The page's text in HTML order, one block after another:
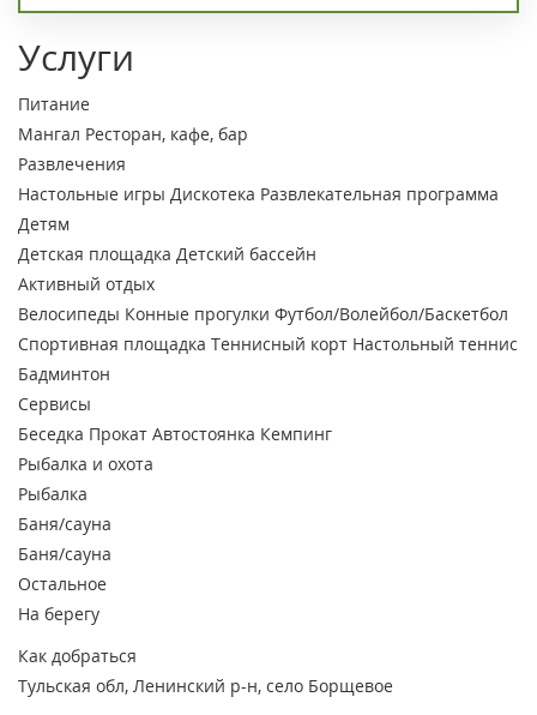
Услуги
Питание
Мангал Ресторан, кафе, бар
Развлечения
Настольные игры Дискотека Развлекательная программа
Детям
Детская площадка Детский бассейн
Активный отдых
Велосипеды Конные прогулки Футбол/Волейбол/Баскетбол
Спортивная площадка Теннисный корт Настольный теннис
Бадминтон
Сервисы
Беседка Прокат Автостоянка Кемпинг
Рыбалка и охота
Рыбалка
Баня/сауна
Баня/сауна
Остальное
На берегу
Как добраться
Тульская обл, Ленинский р-н, село Борщевое